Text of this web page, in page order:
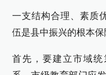
一支结构合理、素质
伍是县中振兴的根本保
首先，要建立市域